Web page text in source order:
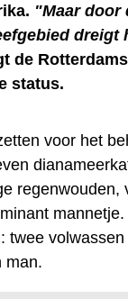
"Maar door
dreigt
de
status.
voor het
regenwouden,
twee
man.